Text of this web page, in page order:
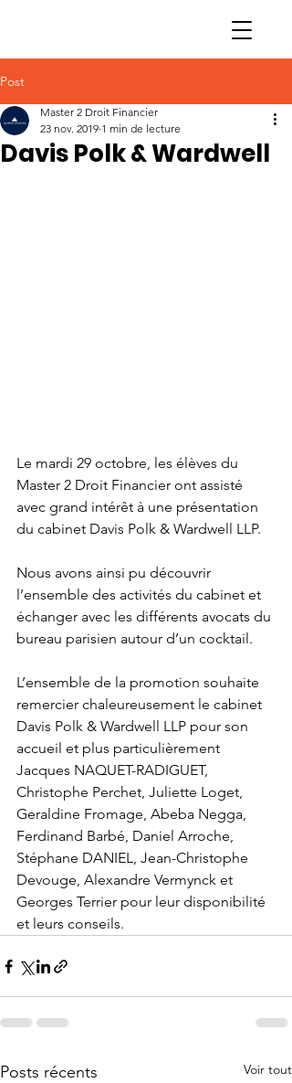
Post
Davis Polk & Wardwell
Master 2 Droit Financier
23 nov. 2019 1 min de lecture
Le mardi 29 octobre, les élèves du
Master 2 Droit Financier ont assisté
avec grand intérêt à une présentation
du cabinet Davis Polk & Wardwell LLP.
Nous avons ainsi pu découvrir
l’ensemble des activités du cabinet et
échanger avec les différents avocats du
bureau parisien autour d’un cocktail.
L’ensemble de la promotion souhaite
remercier chaleureusement le cabinet
Davis Polk & Wardwell LLP pour son
accueil et plus particulièrement
Jacques NAQUET-RADIGUET,
Christophe Perchet, Juliette Loget,
Geraldine Fromage, Abeba Negga,
Ferdinand Barbé, Daniel Arroche,
Stéphane DANIEL, Jean-Christophe
Devouge, Alexandre Vermynck et
Georges Terrier pour leur disponibilité
et leurs conseils.
Posts récents Voir tout